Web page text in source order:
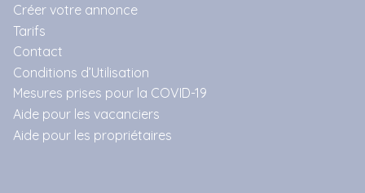
Créer votre annonce
Tarifs
Contact
Conditions d’Utilisation
Mesures prises pour la COVID-19
Aide pour les vacanciers
Aide pour les propriétaires